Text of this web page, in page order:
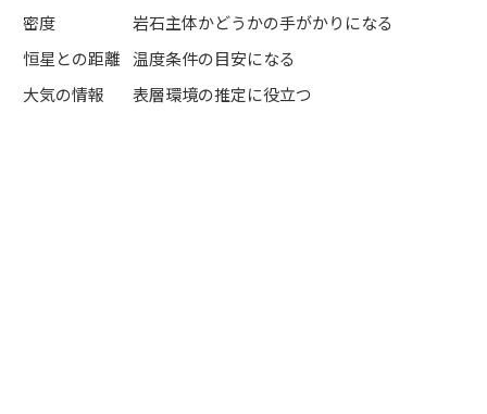
密度
岩石主体かどうかの手がかりになる
恒星との距離 温度条件の目安になる
大気の情報
表層環境の推定に役立つ